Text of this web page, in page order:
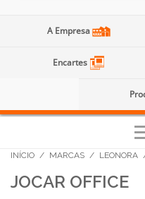
A Empresa
Encartes
INÍCIO / MARCAS / LEONORA
JOCAR OFFICE